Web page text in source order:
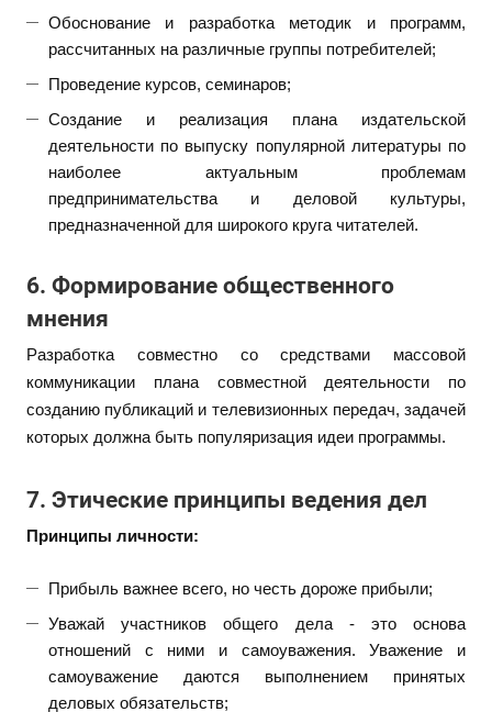
Обоснование и разработка методик и программ,
рассчитанных на различные группы потребителей;
Проведение курсов, семинаров;
Создание и реализация плана издательской
деятельности по выпуску популярной литературы по
наиболее актуальным проблемам
предпринимательства и деловой культуры,
предназначенной для широкого круга читателей.
6. Формирование общественного
мнения
Разработка совместно со средствами массовой
коммуникации плана совместной деятельности по
созданию публикаций и телевизионных передач, задачей
которых должна быть популяризация идеи программы.
7. Этические принципы ведения дел
Принципы личности:
Прибыль важнее всего, но честь дороже прибыли;
Уважай участников общего дела - это основа
отношений с ними и самоуважения. Уважение и
самоуважение даются выполнением принятых
деловых обязательств;